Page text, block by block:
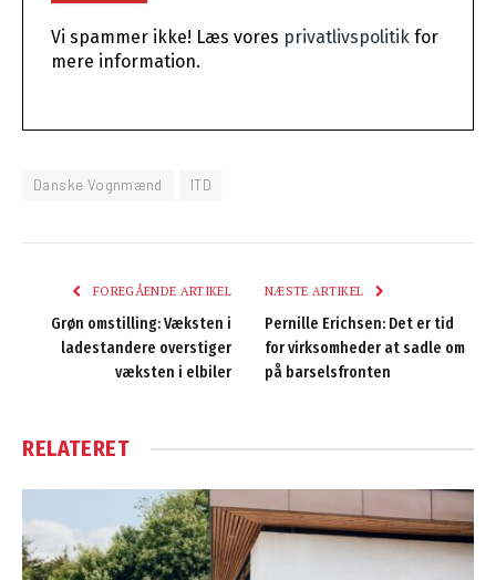
Vi spammer ikke! Læs vores privatlivspolitik for
mere information.
Danske Vognmænd ITD
FOREGÅENDE ARTIKEL
Grøn omstilling: Væksten i
ladestandere overstiger
væksten i elbiler
NÆSTE ARTIKEL
Pernille Erichsen: Det er tid
for virksomheder at sadle om
på barselsfronten
RELATERET